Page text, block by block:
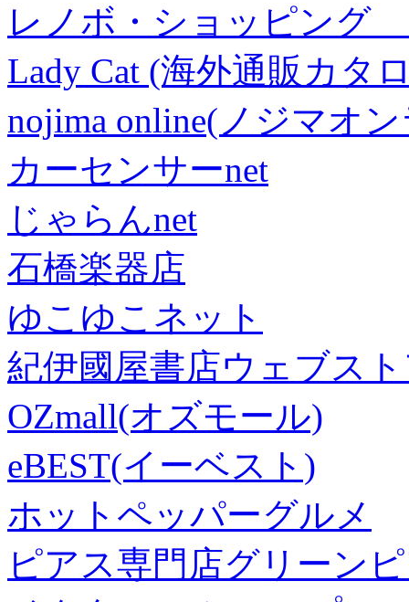
レノボ・ショッピング
Lady Cat (海外通販カタ
nojima online(ノジマオ
カーセンサーnet
じゃらんnet
石橋楽器店
ゆこゆこネット
紀伊國屋書店ウェブス
OZmall(オズモール)
eBEST(イーベスト)
ホットペッパーグルメ
ピアス専門店グリーン